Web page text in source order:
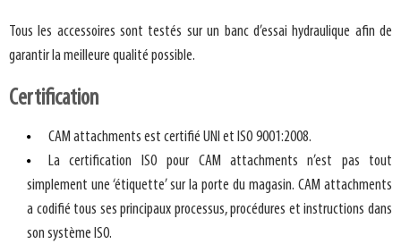
Tous les accessoires sont testés sur un banc d’essai hydraulique afin de
garantir la meilleure qualité possible.
Certification
CAM attachments est certifié UNI et ISO 9001:2008.
La certification ISO pour CAM attachments n’est pas tout
simplement une ‘étiquette’ sur la porte du magasin. CAM attachments
a codifié tous ses principaux processus, procédures et instructions dans
son système ISO.